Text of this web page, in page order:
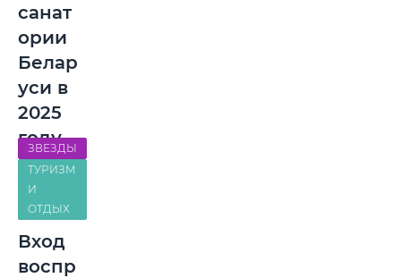
санат
ории
Белар
уси в
2025
году
ЗВЕЗДЫ
ТУРИЗМ
И
ОТДЫХ
Вход
воспр